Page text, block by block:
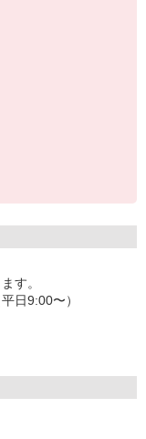
す。
日9:00〜）
えの方はお気軽にご